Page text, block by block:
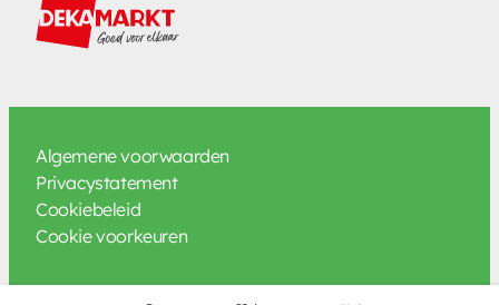
Algemene voorwaarden
Privacystatement
Cookiebeleid
Cookie voorkeuren